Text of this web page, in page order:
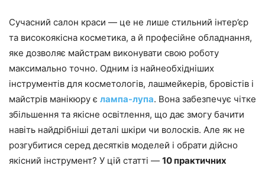
Сучасний салон краси — це не лише стильний інтер’єр
та високоякісна косметика, а й професійне обладнання,
яке дозволяє майстрам виконувати свою роботу
максимально точно. Одним із найнеобхідніших
інструментів для косметологів, лашмейкерів, бровістів і
майстрів манікюру є лампа-лупа. Вона забезпечує чітке
збільшення та якісне освітлення, що дає змогу бачити
навіть найдрібніші деталі шкіри чи волосків. Але як не
розгубитися серед десятків моделей і обрати дійсно
якісний інструмент? У цій статті — 10 практичних